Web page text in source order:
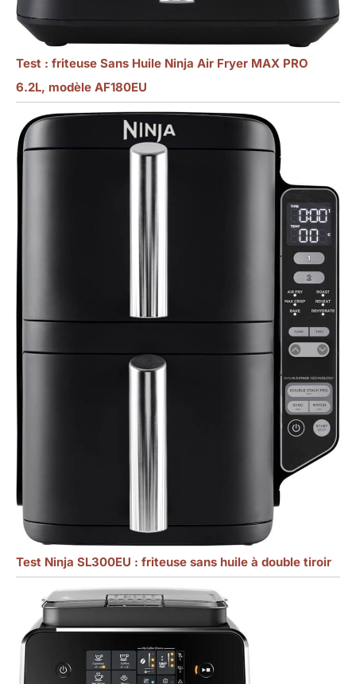
Test : friteuse Sans Huile Ninja Air Fryer MAX PRO
6.2L, modèle AF180EU
Test Ninja SL300EU : friteuse sans huile à double tiroir